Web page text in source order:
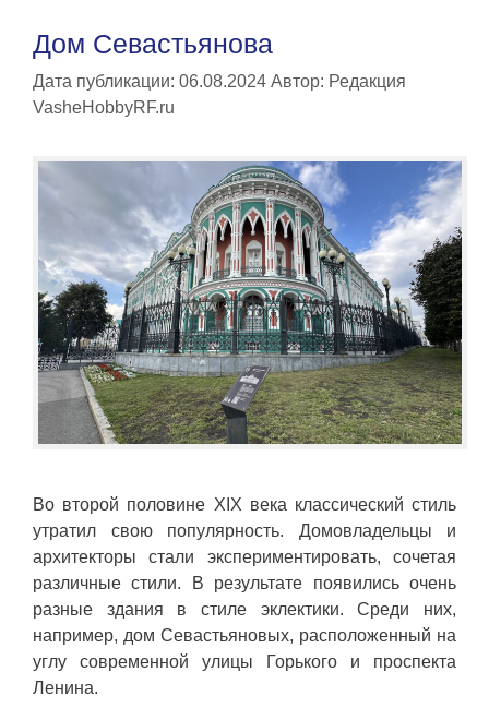
Дом Севастьянова
Дата публикации: 06.08.2024 Автор: Редакция
VasheHobbyRF.ru
Во второй половине XIX века классический стиль
утратил свою популярность. Домовладельцы и
архитекторы стали экспериментировать, сочетая
различные стили. В результате появились очень
разные здания в стиле эклектики. Среди них,
например, дом Севастьяновых, расположенный на
углу современной улицы Горького и проспекта
Ленина.